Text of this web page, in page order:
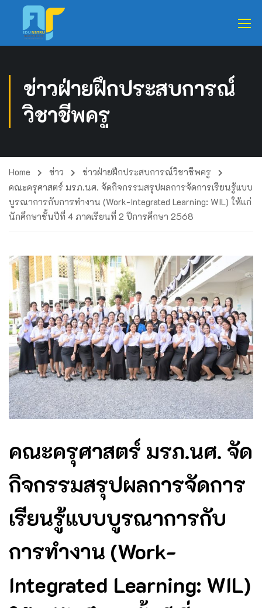
ข่าวฝ่ายฝึกประสบการณ์
วิชาชีพครู
Home ข่าว
ข่าวฝ่ายฝึกประสบการณ์วิชาชีพครู
คณะครุศาสตร์ มรภ.นศ. จัดกิจกรรมสรุปผลการจัดการเรียนรู้แบบ
บูรณาการกับการทำงาน (Work-Integrated Learning: WIL) ให้แก่
นักศึกษาชั้นปีที่ 4 ภาคเรียนที่ 2 ปีการศึกษา 2568
คณะครุศาสตร์ มรภ.นศ. จัด
กิจกรรมสรุปผลการจัดการ
เรียนรู้แบบบูรณาการกับ
การทำงาน (Work-
Integrated Learning: WIL)